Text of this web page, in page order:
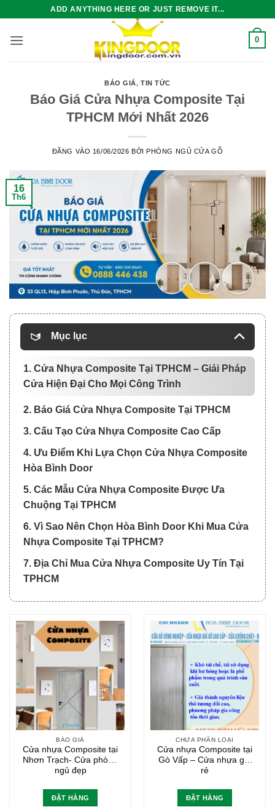
nội
ADD ANYTHING HERE OR JUST REMOVE IT...
0
BÁO GIÁ,TIN TỨC
Báo Giá Cửa Nhựa Composite Tại
TPHCM Mới Nhất 2026
ĐĂNG VÀO 16/06/2026 BỞIPHÒNG NGỦ CỬA GỖ
16
Th6
Mục lục
1. Cửa Nhựa Composite Tại TPHCM – Giải Pháp
Cửa Hiện Đại Cho Mọi Công Trình
2. Báo Giá Cửa Nhựa Composite Tại TPHCM
3. Cấu Tạo Cửa Nhựa Composite Cao Cấp
4. Ưu Điểm Khi Lựa Chọn Cửa Nhựa Composite
Hòa Bình Door
5. Các Mẫu Cửa Nhựa Composite Được Ưa
Chuộng Tại TPHCM
6. Vì Sao Nên Chọn Hòa Bình Door Khi Mua Cửa
Nhựa Composite Tại TPHCM?
7. Địa Chỉ Mua Cửa Nhựa Composite Uy Tín Tại
TPHCM
BÁO GIÁ
Cửa nhựa Composite tại
Nhơn Trạch- Cửa phòng
ngủ đẹp
ĐẶT HÀNG
CHƯA PHÂN LOẠI
Cửa nhựa Composite tại
Gò Vấp – Cửa nhựa giá
rẻ
ĐẶT HÀNG